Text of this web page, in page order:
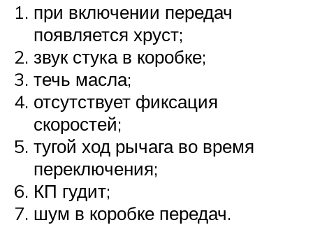
при включении передач
появляется хруст;
звук стука в коробке;
течь масла;
отсутствует фиксация
скоростей;
тугой ход рычага во время
переключения;
КП гудит;
шум в коробке передач.